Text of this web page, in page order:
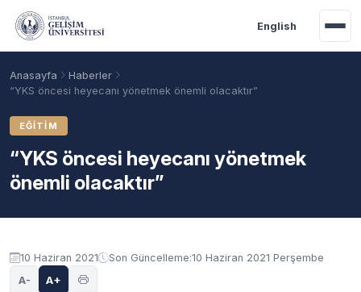
Ana içeriğe geç
English
Akademik Takvim
Anasayfa
Haberler
“YKS öncesi heyecanı yönetmek önemli olacaktır”
EĞITIM
“YKS öncesi heyecanı yönetmek
önemli olacaktır”
10 Haziran 2021 Son Güncelleme:10 Haziran 2021 Perşembe
A- A+